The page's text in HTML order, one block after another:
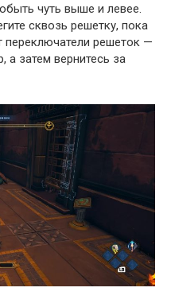
чуть выше и левее.
сквозь решетку, пока
переключатели решеток —
а затем вернитесь за